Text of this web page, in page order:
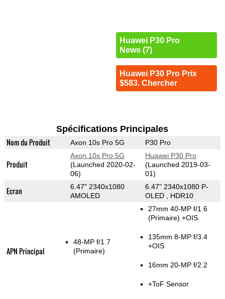
Huawei P30 Pro
News (7)
Huawei P30 Pro Prix
$583. Chercher
Spécifications Principales
Nom du Produit Axon 10s Pro 5G P30 Pro
Produit
Axon 10s Pro 5G
(Launched 2020-02-
06)
Huawei P30 Pro
(Launched 2019-03-
01)
Ecran
6.47" 2340x1080
AMOLED
6.47" 2340x1080 P-
OLED , HDR10
APN Principal
48-MP f/1.7
(Primaire)
27mm 40-MP f/1.6
(Primaire) +OIS
135mm 8-MP f/3.4
+OIS
16mm 20-MP f/2.2
+ToF Sensor